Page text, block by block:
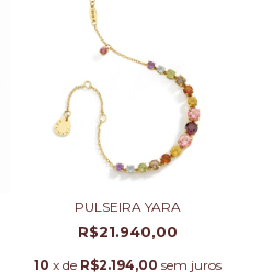
PULSEIRA YARA
R$21.940,00
10 x de R$2.194,00 sem juros